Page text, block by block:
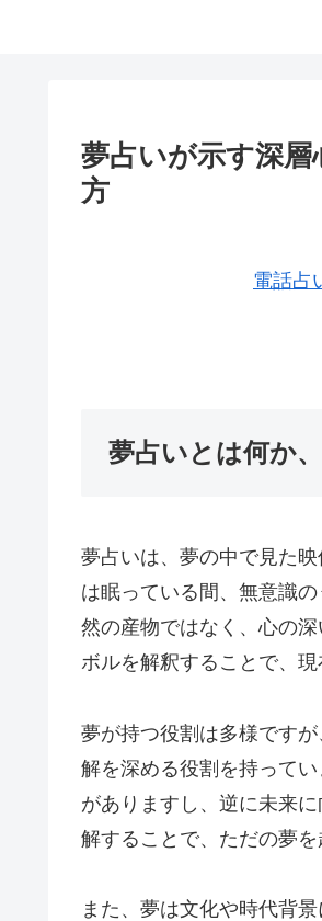
夢占いが示す深
方
電話占
夢占いとは何か
夢占いは、夢の中で見た
は眠っている間、無意識
然の産物ではなく、心の
ボルを解釈することで、
夢が持つ役割は多様です
解を深める役割を持って
がありますし、逆に未来
解することで、ただの夢
また、夢は文化や時代背